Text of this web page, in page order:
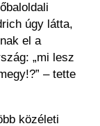
úgy látta,
el a
„mi lesz
– tette
közéleti